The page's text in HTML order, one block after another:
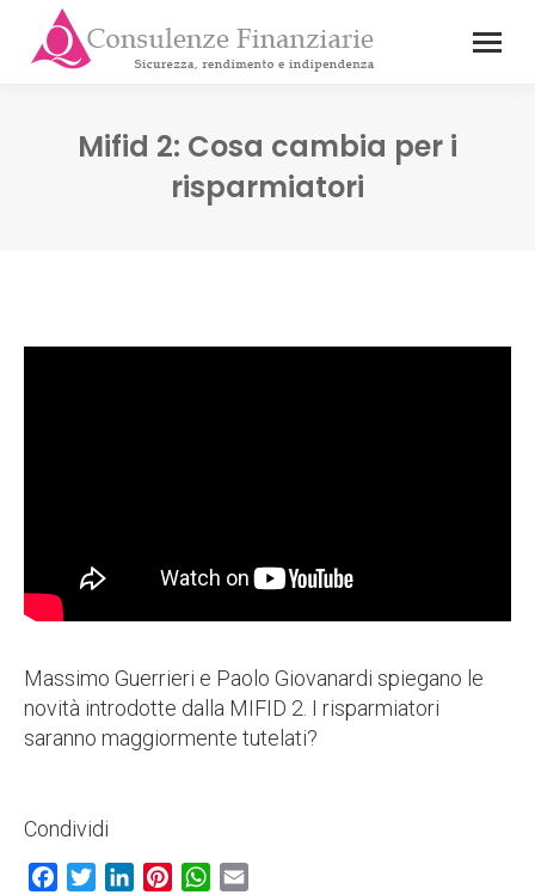
Mifid 2: Cosa cambia per i
risparmiatori
Massimo Guerrieri e Paolo Giovanardi spiegano le
novità introdotte dalla MIFID 2. I risparmiatori
saranno maggiormente tutelati?
Condividi
Facebook
TwitterLinkedInPinterestWhatsApp